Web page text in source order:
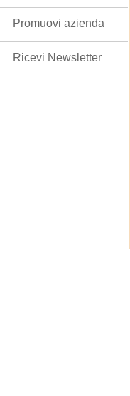
Promuovi azienda
Ricevi Newsletter